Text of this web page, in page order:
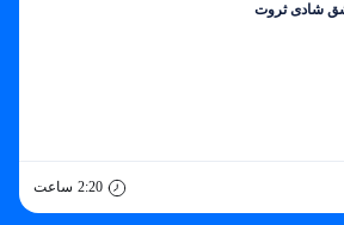
شادی ثروت
2:20 ساعت